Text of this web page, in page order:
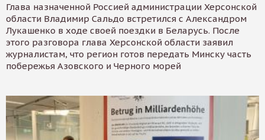
Глава назначенной Россией администрации Херсонской
области Владимир Сальдо встретился с Александром
Лукашенко в ходе своей поездки в Беларусь. После
этого разговора глава Херсонской области заявил
журналистам, что регион готов передать Минску часть
побережья Азовского и Черного морей